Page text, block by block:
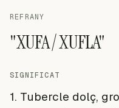
REFRANY
"XUFA / XUFLA"
SIGNIFICAT
1. Tubercle dolç,